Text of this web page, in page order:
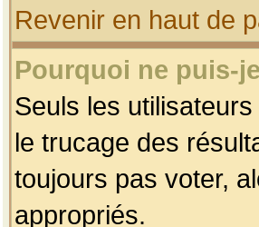
Revenir en haut de
Pourquoi ne puis-
Seuls les
le trucage des
toujours pas voter,
appropriés.